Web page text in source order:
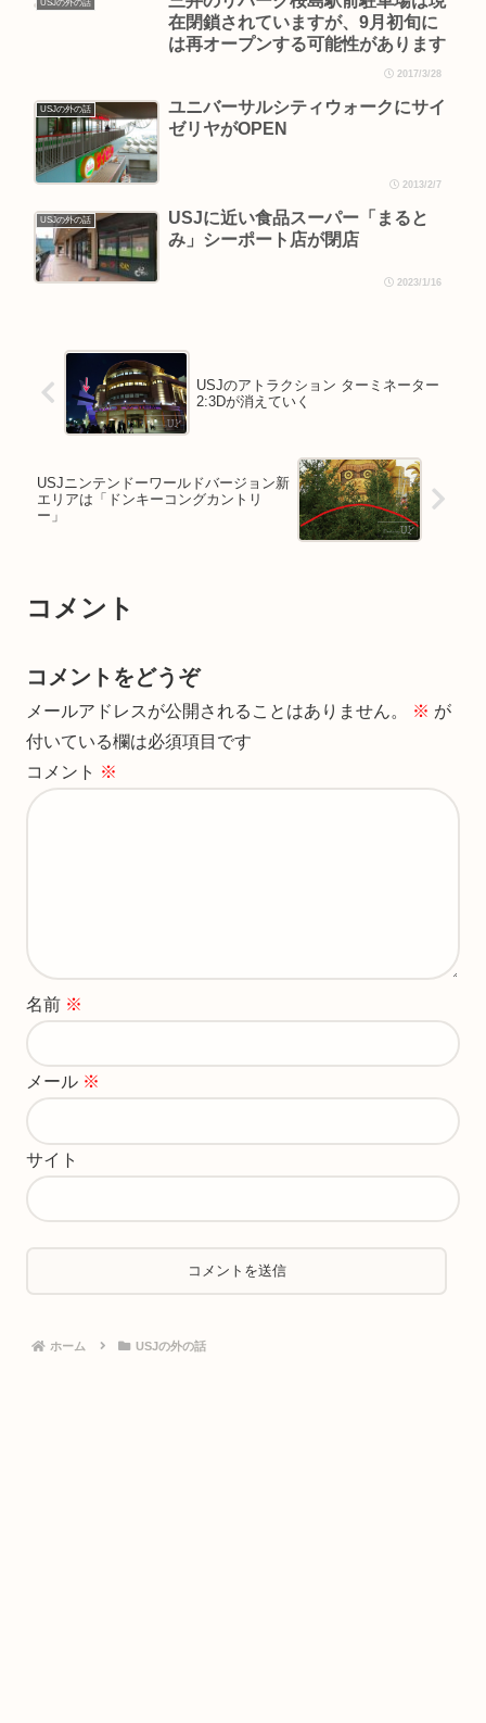
USJの外の話
在閉鎖されていますが、9月初旬に
は再オープンする可能性があります
2017/3/28
USJの外の話
ユニバーサルシティウォークにサイ
ゼリヤがOPEN
2013/2/7
USJの外の話
USJに近い食品スーパー「まると
み」シーポート店が閉店
2023/1/16
USJのアトラクション ターミネーター
2:3Dが消えていく
USJニンテンドーワールドバージョン新
エリアは「ドンキーコングカントリ
ー」
コメント
コメントをどうぞ
メールアドレスが公開されることはありません。 ※ が
付いている欄は必須項目です
コメント ※
名前 ※
メール ※
サイト
ホーム USJの外の話